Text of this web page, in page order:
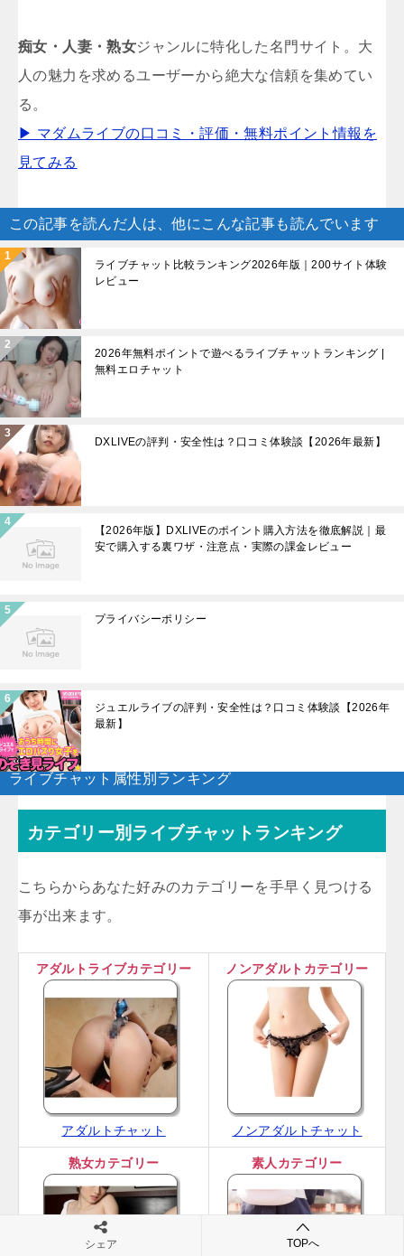
痴女・人妻・熟女ジャンルに特化した名門サイト。大
人の魅力を求めるユーザーから絶大な信頼を集めてい
る。
▶ マダムライブの口コミ・評価・無料ポイント情報を
見てみる
この記事を読んだ人は、他にこんな記事も読んでいます
ライブチャット比較ランキング2026年版｜200サイト体験
レビュー
2026年無料ポイントで遊べるライブチャットランキング |
無料エロチャット
DXLIVEの評判・安全性は？口コミ体験談【2026年最新】
【2026年版】DXLIVEのポイント購入方法を徹底解説｜最
安で購入する裏ワザ・注意点・実際の課金レビュー
プライバシーポリシー
ジュエルライブの評判・安全性は？口コミ体験談【2026年
最新】
ライブチャット属性別ランキング
カテゴリー別ライブチャットランキング
こちらからあなた好みのカテゴリーを手早く見つける
事が出来ます。
アダルトライブカテゴリー
アダルトチャット
ノンアダルトカテゴリー
ノンアダルトチャット
熟女カテゴリー 素人カテゴリー
シェア TOPへ